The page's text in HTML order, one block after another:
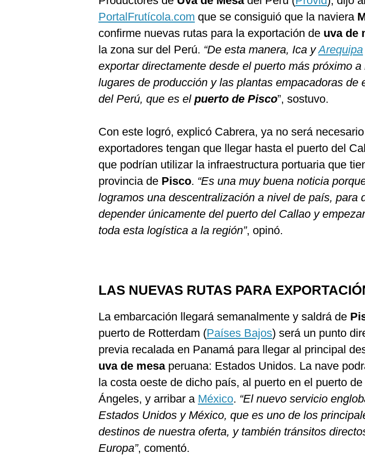
PortalFrutícola.com que se consiguió que la naviera
confirme nuevas rutas para la exportación de uva de
la zona sur del Perú. “De esta manera, Ica yArequipa
exportar directamente desde el puerto más próximo a
lugares de producción y las plantas empacadoras de
del Perú, que es el puerto de Pisco”, sostuvo.
Con este logró, explicó Cabrera, ya no será
exportadores tengan que llegar hasta el puerto del
que podrían utilizar la infraestructura portuaria que
provincia de Pisco. “Es una muy buena noticia
logramos una descentralización a nivel de país, para
depender únicamente del puerto del Callao y
toda esta logística a la región”, opinó.
LAS NUEVAS RUTAS PARA
La embarcación llegará semanalmente y saldrá de
puerto de Rotterdam (Países Bajos) será un punto
previa recalada en Panamá para llegar al principal
uva de mesaperuana: Estados Unidos. La nave
la costa oeste de dicho país, al puerto en el puerto
Ángeles, y arribar a México. “El nuevo servicio
Estados Unidos y México, que es uno de los
destinos de nuestra oferta, y también tránsitos
Europa”, comentó.